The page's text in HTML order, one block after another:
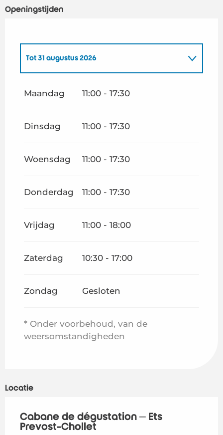
Openingstijden
Tot 31 augustus 2026
Maandag 11:00 - 17:30
Dinsdag 11:00 - 17:30
Woensdag 11:00 - 17:30
Donderdag 11:00 - 17:30
Vrijdag 11:00 - 18:00
Zaterdag 10:30 - 17:00
Zondag Gesloten
* Onder voorbehoud, van de
weersomstandigheden
Locatie
Cabane de dégustation – Ets
Prevost-Chollet